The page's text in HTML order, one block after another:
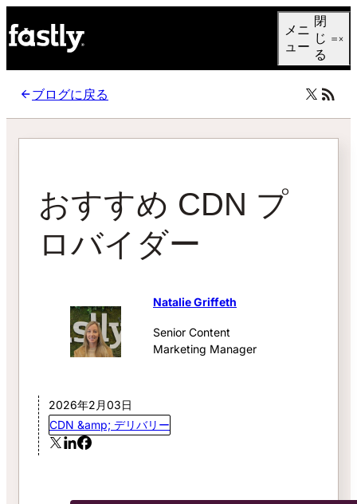
メニ
ュー
閉
じ
る
ブログに戻る
おすすめ CDN プ
ロバイダー
Natalie Griffeth
Senior Content
Marketing Manager
2026年2月03日
CDN &amp; デリバリー